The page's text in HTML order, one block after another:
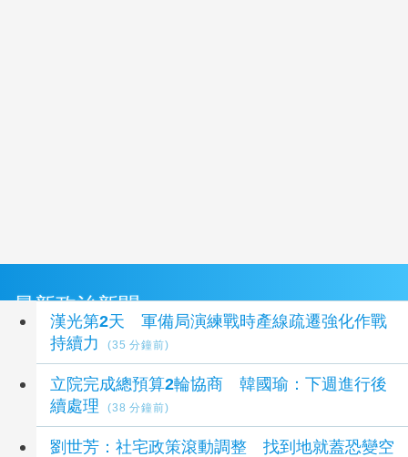
最新政治新聞
漢光第2天 軍備局演練戰時產線疏遷強化作戰
持續力
(35 分鐘前)
立院完成總預算2輪協商 韓國瑜：下週進行後
續處理
(38 分鐘前)
劉世芳：社宅政策滾動調整 找到地就蓋恐變空